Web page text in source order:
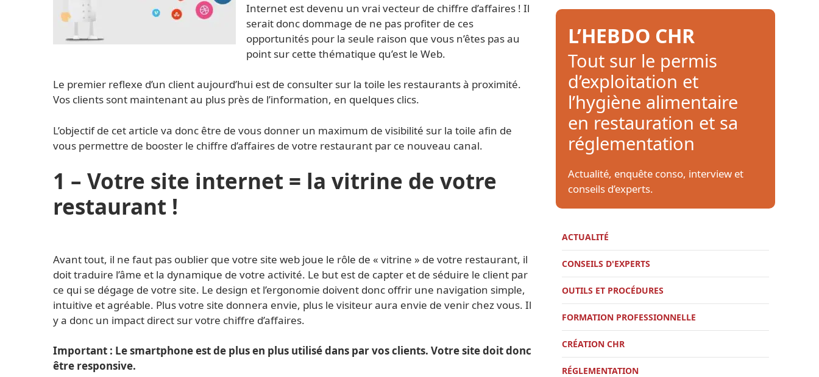
Internet est devenu un vrai vecteur de chiffre d’affaires ! Il
serait donc dommage de ne pas profiter de ces
opportunités pour la seule raison que vous n’êtes pas au
point sur cette thématique qu’est le Web.
Le premier reflexe d’un client aujourd’hui est de consulter sur la toile les restaurants à proximité.
Vos clients sont maintenant au plus près de l’information, en quelques clics.
L’objectif de cet article va donc être de vous donner un maximum de visibilité sur la toile afin de
vous permettre de booster le chiffre d’affaires de votre restaurant par ce nouveau canal.
1 – Votre site internet = la vitrine de votre
restaurant !
Avant tout, il ne faut pas oublier que votre site web joue le rôle de « vitrine » de votre restaurant, il
doit traduire l’âme et la dynamique de votre activité. Le but est de capter et de séduire le client par
ce qui se dégage de votre site. Le design et l’ergonomie doivent donc offrir une navigation simple,
intuitive et agréable. Plus votre site donnera envie, plus le visiteur aura envie de venir chez vous. Il
y a donc un impact direct sur votre chiffre d’affaires.
Important : Le smartphone est de plus en plus utilisé dans par vos clients. Votre site doit donc
être responsive.
L’HEBDO CHR
Tout sur le permis
d’exploitation et
l’hygiène alimentaire
en restauration et sa
réglementation
Actualité, enquête conso, interview et
conseils d’experts.
ACTUALITÉ
CONSEILS D'EXPERTS
OUTILS ET PROCÉDURES
FORMATION PROFESSIONNELLE
CRÉATION CHR
RÉGLEMENTATION